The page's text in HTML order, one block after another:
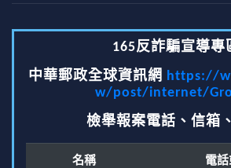
165反詐騙宣導專
中華郵政全球資訊網 https://
w/post/internet/
檢舉報案電話、信箱
名稱 電